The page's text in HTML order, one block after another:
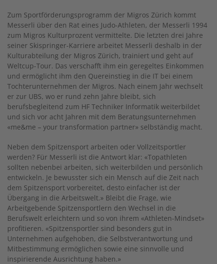
Zum Sportförderungsprogramm der Migros Zürich kommt
Messerli über den Rat eines Judo-Athleten, der Messerli 1994
zum Migros Kulturprozent vermittelte. Die letzten drei Jahre
seiner Skispringer-Karriere arbeitet Messerli deshalb in der
Kulturabteilung der Migros Zürich, trainiert und geht auf
Weltcup-Tour. Das verschafft ihm ein geregeltes Einkommen
und ermöglicht ihm den Quereinstieg in die IT bei einem
Tochterunternehmen der Migros. Nach einem Jahr wechselt
er zur UBS, wo er rund zehn Jahre bleibt, sich
berufsbegleitend zum HF Techniker Informatik weiterbildet
und sich vor acht Jahren mit dem Beratungsunternehmen
«me&me – your transformation partner» selbständig macht.
Neben dem Spitzensport arbeiten oder Vollzeitsportler
werden? Für Messerli ist die Antwort klar: «Topathleten
sollten nebenbei arbeiten, sich weiterbilden und persönlich
entwickeln. Je bewusster sich ein Mensch auf die Zeit nach
dem Spitzensport vorbereitet, desto einfacher ist der
Übergang in die Arbeitswelt.» Bleibt die Frage, wie
Arbeitgebende Spitzensportlern den Wechsel in die
Berufswelt erleichtern und so von ihrem «Athleten-Mindset»
profitieren. «Spitzensportler sind besonders gut in
Unternehmen aufgehoben, die Selbstverantwortung und
Mitbestimmung ermöglichen sowie eine sinnvolle und
inspirierende Ausrichtung haben.»